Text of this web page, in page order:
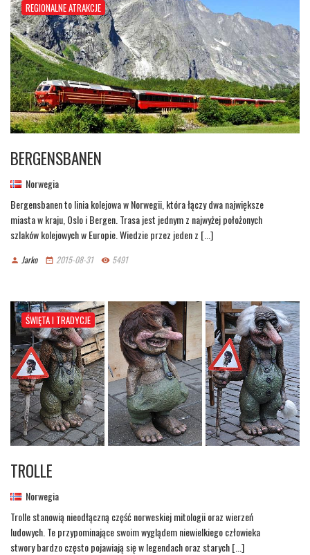
REGIONALNE ATRAKCJE
BERGENSBANEN
Norwegia
Bergensbanen to linia kolejowa w Norwegii, która łączy dwa największe
miasta w kraju, Oslo i Bergen. Trasa jest jednym z najwyżej położonych
szlaków kolejowych w Europie. Wiedzie przez jeden z [...]
person Jarko date_range 2015-08-31 remove_red_eye 5491
ŚWIĘTA I TRADYCJE
TROLLE
Norwegia
Trolle stanowią nieodłączną część norweskiej mitologii oraz wierzeń
ludowych. Te przypominające swoim wyglądem niewielkiego człowieka
stwory bardzo często pojawiają się w legendach oraz starych [...]